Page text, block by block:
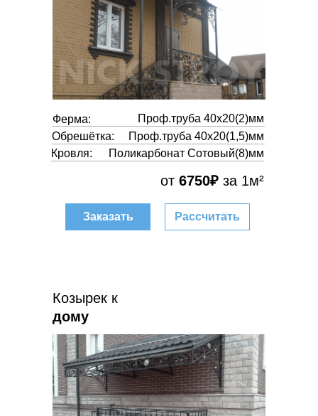
Заказать
от 6750₽ за 1м²
Рассчитать
Обрешётка: Проф.труба 40х20(1,5)мм
Козырек к
дому
Ферма: Проф.труба 40х20(2)мм
Кровля: Поликарбонат Сотовый(8)мм